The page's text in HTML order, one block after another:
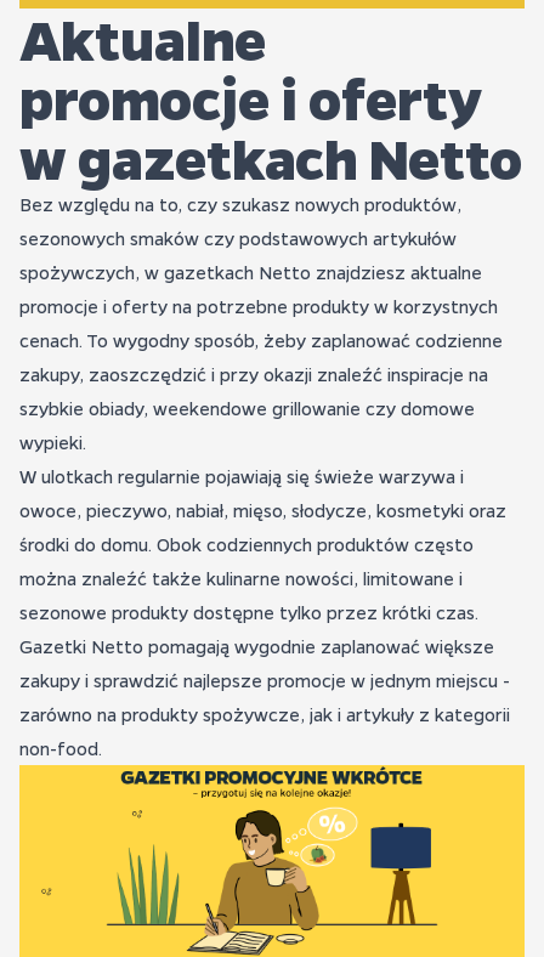
Aktualne
promocje i oferty
w gazetkach Netto
Bez względu na to, czy szukasz nowych produktów,
sezonowych smaków czy podstawowych artykułów
spożywczych, w gazetkach Netto znajdziesz aktualne
promocje i oferty na potrzebne produkty w korzystnych
cenach. To wygodny sposób, żeby zaplanować codzienne
zakupy, zaoszczędzić i przy okazji znaleźć inspiracje na
szybkie obiady, weekendowe grillowanie czy domowe
wypieki.
W ulotkach regularnie pojawiają się świeże warzywa i
owoce, pieczywo, nabiał, mięso, słodycze, kosmetyki oraz
środki do domu. Obok codziennych produktów często
można znaleźć także kulinarne nowości, limitowane i
sezonowe produkty dostępne tylko przez krótki czas.
Gazetki Netto pomagają wygodnie zaplanować większe
zakupy i sprawdzić najlepsze promocje w jednym miejscu -
zarówno na produkty spożywcze, jak i artykuły z kategorii
non-food.